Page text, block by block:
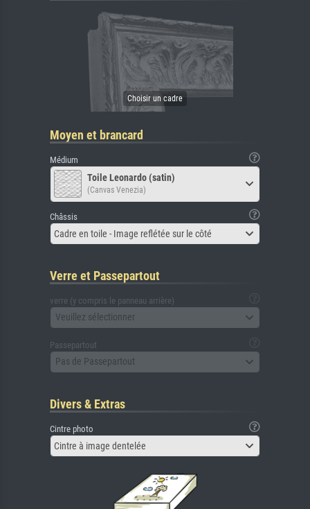
Moyen et brancard
Médium
Toile Leonardo (satin)
(Canvas Venezia)
Châssis
Cadre en toile - Image reflétée sur le côté
Verre et Passepartout
verre (y compris le panneau arrière)
Veuillez sélectionner
Passepartout
Pas de Passepartout
Divers & Extras
Cintre photo
Cintre à image dentelée